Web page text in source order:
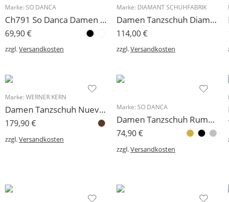
Marke: SO DANCA
Ch791 So Danca Damen Charakterschuh 4 cm
69,90€
zzgl.Versandkosten
Marke: DIAMANT SCHUHFABRIK
Damen Tanzschuh Diamant Modell 105
114,00€
zzgl.Versandkosten
Marke: WERNER KERN
Damen Tanzschuh Nueva Epoca Modell Helen
179,90€
zzgl.Versandkosten
Marke: SO DANCA
Damen Tanzschuh Rumpf Modell BL116
74,90€
zzgl.Versandkosten